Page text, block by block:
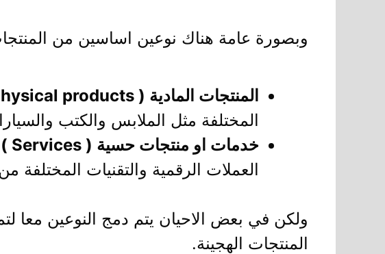
وبصورة عامة هناك نوعين اساسين من
المنتجات المادية ( Physical products )
المختلفة مثل الملابس والكتب
خدمات او منتجات حسية ( Services )
العملات الرقمية والتقنيات المختلفة
المنتجات الهجينة.